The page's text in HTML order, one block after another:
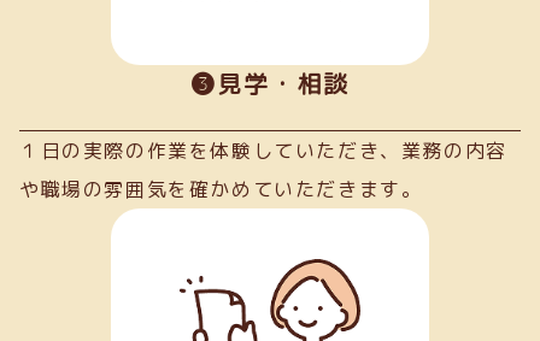
➌見学・相談
１日の実際の作業を体験していただき、業務の内容
や職場の雰囲気を確かめていただきます。